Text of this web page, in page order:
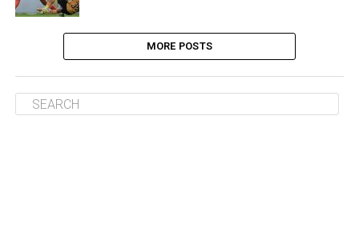
MORE POSTS